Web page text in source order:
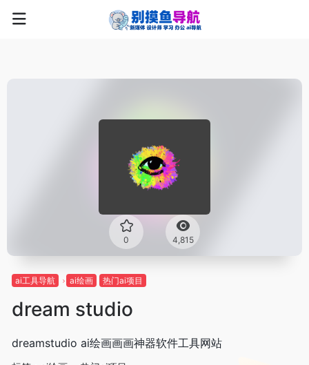
0 4,815
ai工具导航 ai绘画 热门ai项目
dream studio
dreamstudio ai绘画画画神器软件工具网站